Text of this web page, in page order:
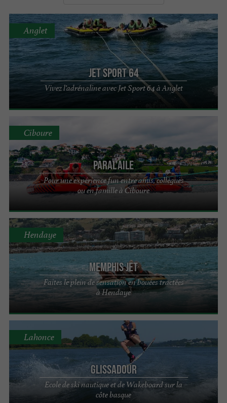
Jet Sport 64
Vivez l’adrénaline avec Jet Sport 64 à Anglet
Anglet
PARAL'aile
Pour une expérience fun entre amis, collègues
ou en famille à Ciboure
Ciboure
Memphis Jet
Faites le plein de sensation en bouées tractées
à Hendaye
Hendaye
Glissadour
Ecole de ski nautique et de Wakeboard sur la
côte basque
Lahonce